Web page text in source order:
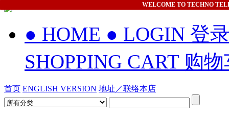
WELCOME TO TECHNO
● HOME ● LOGIN 登
SHOPPING CART 购
首页 ENGLISH VERSION 地址／联络本店